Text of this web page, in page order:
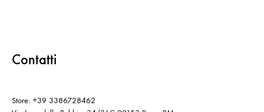
Contatti
Store: +39 3386728462